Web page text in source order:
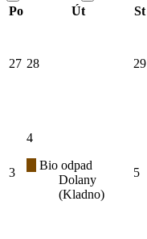
Po
Út St
27 28 29
3
4
Bio odpad
Dolany
(Kladno)
5